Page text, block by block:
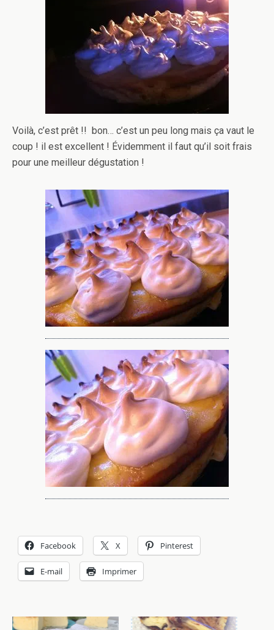
Voilà, c’est prêt !! bon… c’est un peu long mais ça vaut le
coup ! il est excellent ! Évidemment il faut qu’il soit frais
pour une meilleur dégustation !
Facebook X Pinterest
E-mail Imprimer